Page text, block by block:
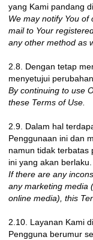
yang Kami pandang
We may notify You
mail to Your
any other method as
2.8. Dengan tetap
menyetujui
By continuing to use
these Terms of Use.
2.9. Dalam hal
Penggunaan ini dan
namun tidak terbatas
ini yang akan berlaku.
If there are any
any marketing media
online media), this
2.10. Layanan Kami
Pengguna berumur